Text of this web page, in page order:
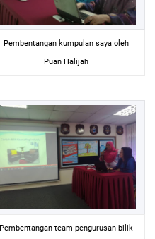
Pembentangan kumpulan saya oleh
Puan Halijah
Pembentangan team pengurusan bilik